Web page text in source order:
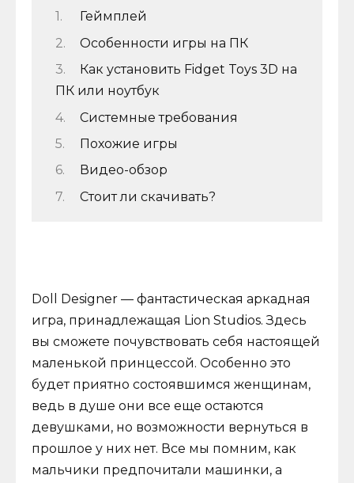
Геймплей
Особенности игры на ПК
Как установить Fidget Toys 3D на
ПК или ноутбук
Системные требования
Похожие игры
Видео-обзор
Стоит ли скачивать?
Doll Designer — фантастическая аркадная
игра, принадлежащая Lion Studios. Здесь
вы сможете почувствовать себя настоящей
маленькой принцессой. Особенно это
будет приятно состоявшимся женщинам,
ведь в душе они все еще остаются
девушками, но возможности вернуться в
прошлое у них нет. Все мы помним, как
мальчики предпочитали машинки, а